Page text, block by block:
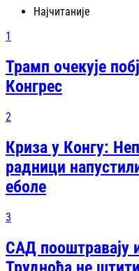
Најчитаније
1
Трамп очекује
Конгрес
2
Криза у Конгу:
радници
еболе
3
САД пооштравају